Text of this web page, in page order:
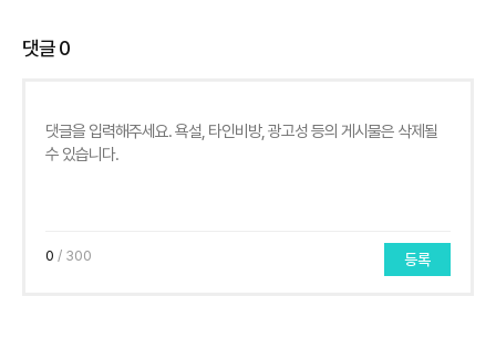
댓글0
0 / 300 등록